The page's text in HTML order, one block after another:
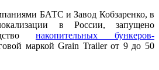
БАТС и Завод Кобзаренко, в
в России, запущено
накопительных бункеров-
маркой Grain Trailer от 9 до 50